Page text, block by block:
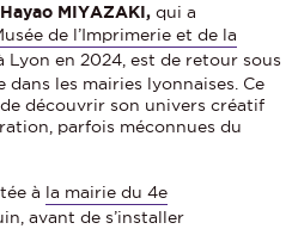
Hayao MIYAZAKI, qui a
de l’Imprimerie et de la
Lyon en 2024, est de retour sous
les mairies lyonnaises. Ce
découvrir son univers créatif
parfois méconnues du
à la mairie du 4e
avant de s’installer